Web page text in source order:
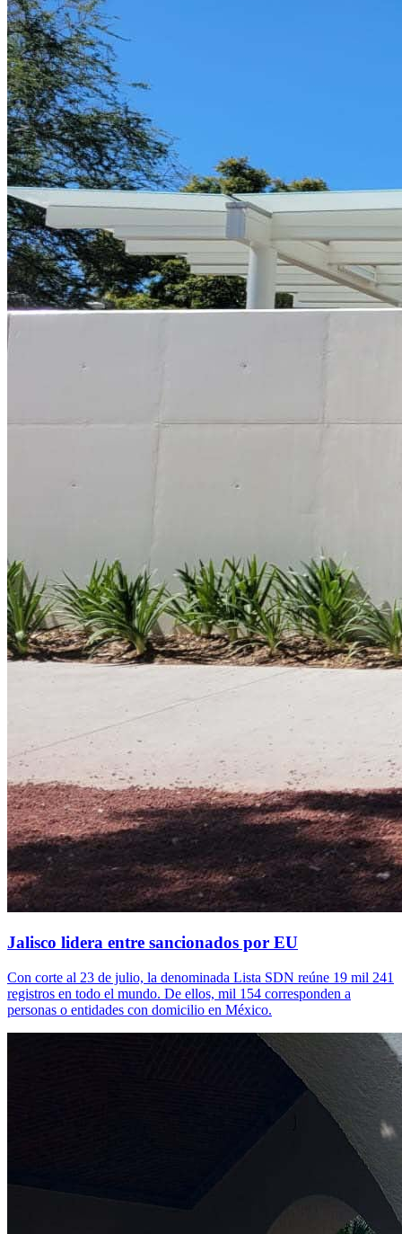
Jalisco lidera entre sancionados por EU
Con corte al 23 de julio, la denominada Lista SDN reúne 19 mil 241
registros en todo el mundo. De ellos, mil 154 corresponden a
personas o entidades con domicilio en México.